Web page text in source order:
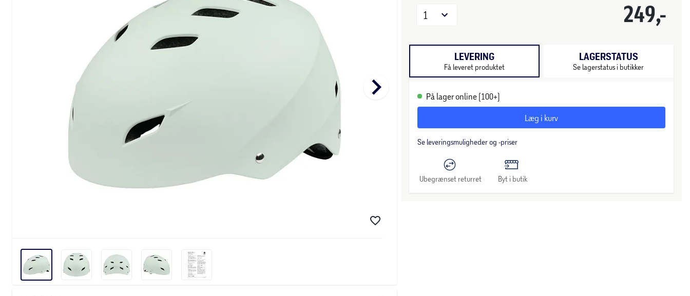
keyboard_arrow_right
249,-
1
LEVERING
Få leveret produktet
LAGERSTATUS
Se lagerstatus i butikker
På lager online (100+)
Læg i kurv
Se leveringsmuligheder og -priser
Ubegrænset returret Byt i butik